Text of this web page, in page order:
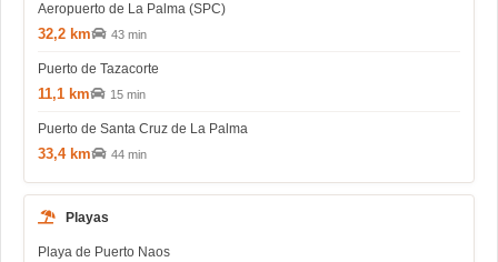
Aeropuerto de La Palma (SPC)
32,2 km 43 min
Puerto de Tazacorte
11,1 km 15 min
Puerto de Santa Cruz de La Palma
33,4 km 44 min
Playas
Playa de Puerto Naos